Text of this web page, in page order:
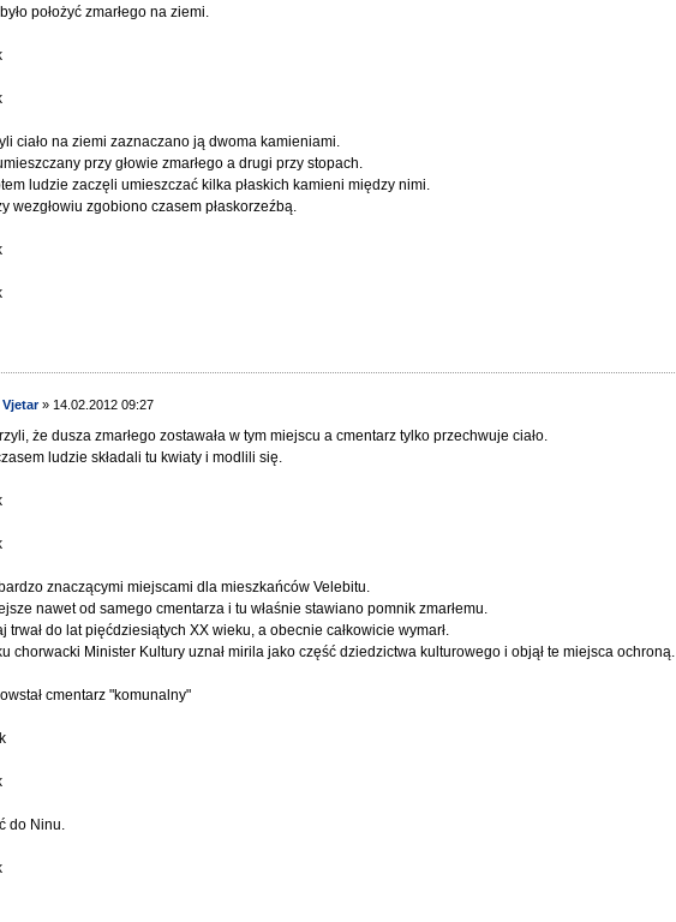
położyć zmarłego na ziemi.
ciało na ziemi zaznaczano ją dwoma kamieniami.
przy głowie zmarłego a drugi przy stopach.
ludzie zaczęli umieszczać kilka płaskich kamieni między nimi.
wezgłowiu zgobiono czasem płaskorzeźbą.
Vjetar» 14.02.2012 09:27
że dusza zmarłego zostawała w tym miejscu a cmentarz tylko przechwuje ciało.
ludzie składali tu kwiaty i modlili się.
znaczącymi miejscami dla mieszkańców Velebitu.
nawet od samego cmentarza i tu właśnie stawiano pomnik zmarłemu.
trwał do lat pięćdziesiątych XX wieku, a obecnie całkowicie wymarł.
chorwacki Minister Kultury uznał mirila jako część dziedzictwa kulturowego i objął te miejsca ochroną.
cmentarz "komunalny"
do Ninu.